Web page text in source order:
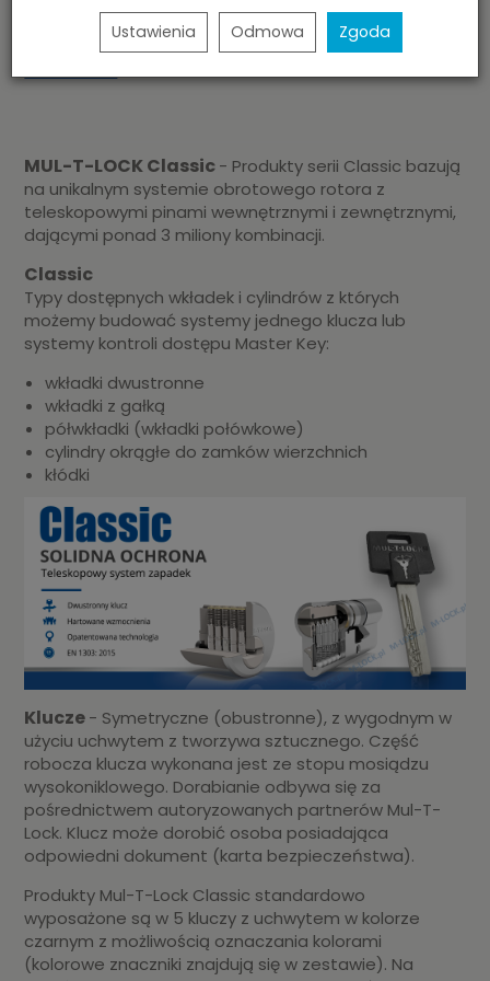
materiałów lub ich części w jakimkolwiek serwisie internetowym lub
serwerze, bez uprzedniego pisemnego zezwolenia firmy M-LOCK
Zabezpieczenia, pod groźbą sankcji prawnych. Więcej szczegółów - patrz
Prawa autorskie
MUL-T-LOCK Classic- Produkty serii Classic bazują
na unikalnym systemie obrotowego rotora z
teleskopowymi pinami wewnętrznymi i zewnętrznymi,
dającymi ponad 3 miliony kombinacji.
Classic
Typy dostępnych wkładek i cylindrów z których
możemy budować systemy jednego klucza lub
systemy kontroli dostępu Master Key:
wkładki dwustronne
wkładki z gałką
półwkładki (wkładki połówkowe)
cylindry okrągłe do zamków wierzchnich
kłódki
Klucze- Symetryczne (obustronne), z wygodnym w
użyciu uchwytem z tworzywa sztucznego. Część
robocza klucza wykonana jest ze stopu mosiądzu
wysokoniklowego. Dorabianie odbywa się za
pośrednictwem autoryzowanych partnerów Mul-T-
Lock. Klucz może dorobić osoba posiadająca
odpowiedni dokument (karta bezpieczeństwa).
Produkty Mul-T-Lock Classic standardowo
wyposażone są w 5 kluczy z uchwytem w kolorze
czarnym z możliwością oznaczania kolorami
(kolorowe znaczniki znajdują się w zestawie). Na
Ustawienia Odmowa Zgoda